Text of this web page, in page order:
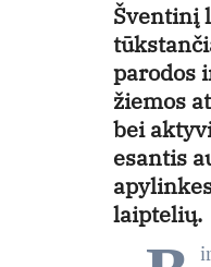
Šventinį
parodos
žiemos
bei
esantis
laiptelių.